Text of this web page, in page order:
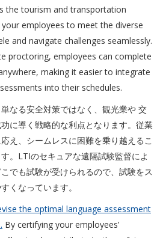
the tourism and transportation
employees to meet the diverse
and navigate challenges seamlessly.
proctoring, employees can complete
making it easier to integrate
into their schedules.
なる安全対策ではなく、観光業や 交
に導く戦略的な利点となります。従業
え、シームレスに困難を乗り越えるこ
。LTIのセキュアな遠隔試験監督によ
でも試験が受けられるので、試験をス
くなっています。
the optimal language assessment
By certifying your employees’